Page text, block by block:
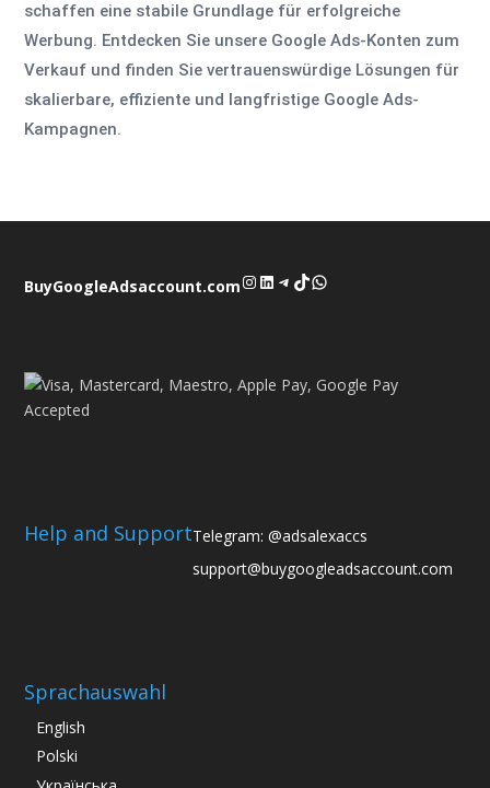
schaffen eine stabile Grundlage für erfolgreiche
Werbung. Entdecken Sie unsere Google Ads-Konten zum
Verkauf und finden Sie vertrauenswürdige Lösungen für
skalierbare, effiziente und langfristige Google Ads-
Kampagnen.
BuyGoogleAdsaccount.comInstagram
LinkedIn
Telegram
TikTok
WhatsApp
Help and SupportTelegram: @adsalexaccs
support@buygoogleadsaccount.com
Sprachauswahl
English
Polski